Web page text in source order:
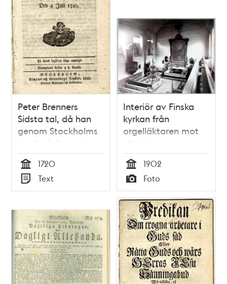
Peter Brenners
Sidsta tal, då han
genom Stockholms
stads södre port
fördes ut till en
smädelig och
wåldsam död. Den
4 juli 1720. På fleres
upplagd.
Tid
1720
Typ
Text
Interiör av Finska
kyrkan från
orgelläktaren mot
altaret
Tid
1902
Typ
Foto